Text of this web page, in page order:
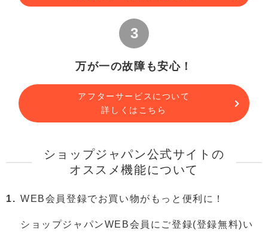
万が一の故障も安心！
アフターサービスについて
詳しくはこちら
ショップジャパン公式サイトの
オススメ機能について
WEB会員登録でお買い物がもっと便利に！
ショップジャパンWEB会員にご登録(登録無料)い